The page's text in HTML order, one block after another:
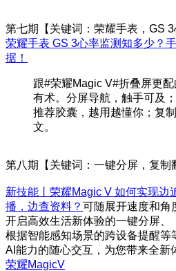
第七期【关键词：荣耀手表，GS 3
荣耀手表 GS 3心率监测知多少？
据！
跟#荣耀Magic V#折叠屏更
有术。分屏导航，触手可及
推荐胶囊，越用越懂你；复
文。
第八期【关键词：一键分屏，复
新技能丨荣耀Magic V 如何实现边
播，边查资料？ 可随展开速度和角
开启高效生活新体验的一键分屏、
根据智能感知场景的跨设备提醒等
AI能力的随心交互，为您带来全新
荣耀MagicV